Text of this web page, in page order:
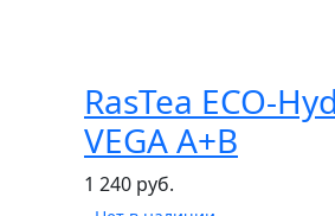
RasTea ECO-
VEGA A+B
1 240 руб.